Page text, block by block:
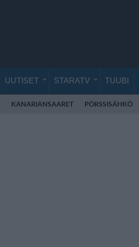
UUTISET STARATV TUUBI
KANARIANSAARET PÖRSSISÄHKÖ